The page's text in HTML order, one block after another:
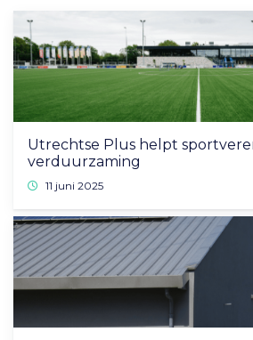
Utrechtse Plus helpt
verduurzaming
11 juni 2025